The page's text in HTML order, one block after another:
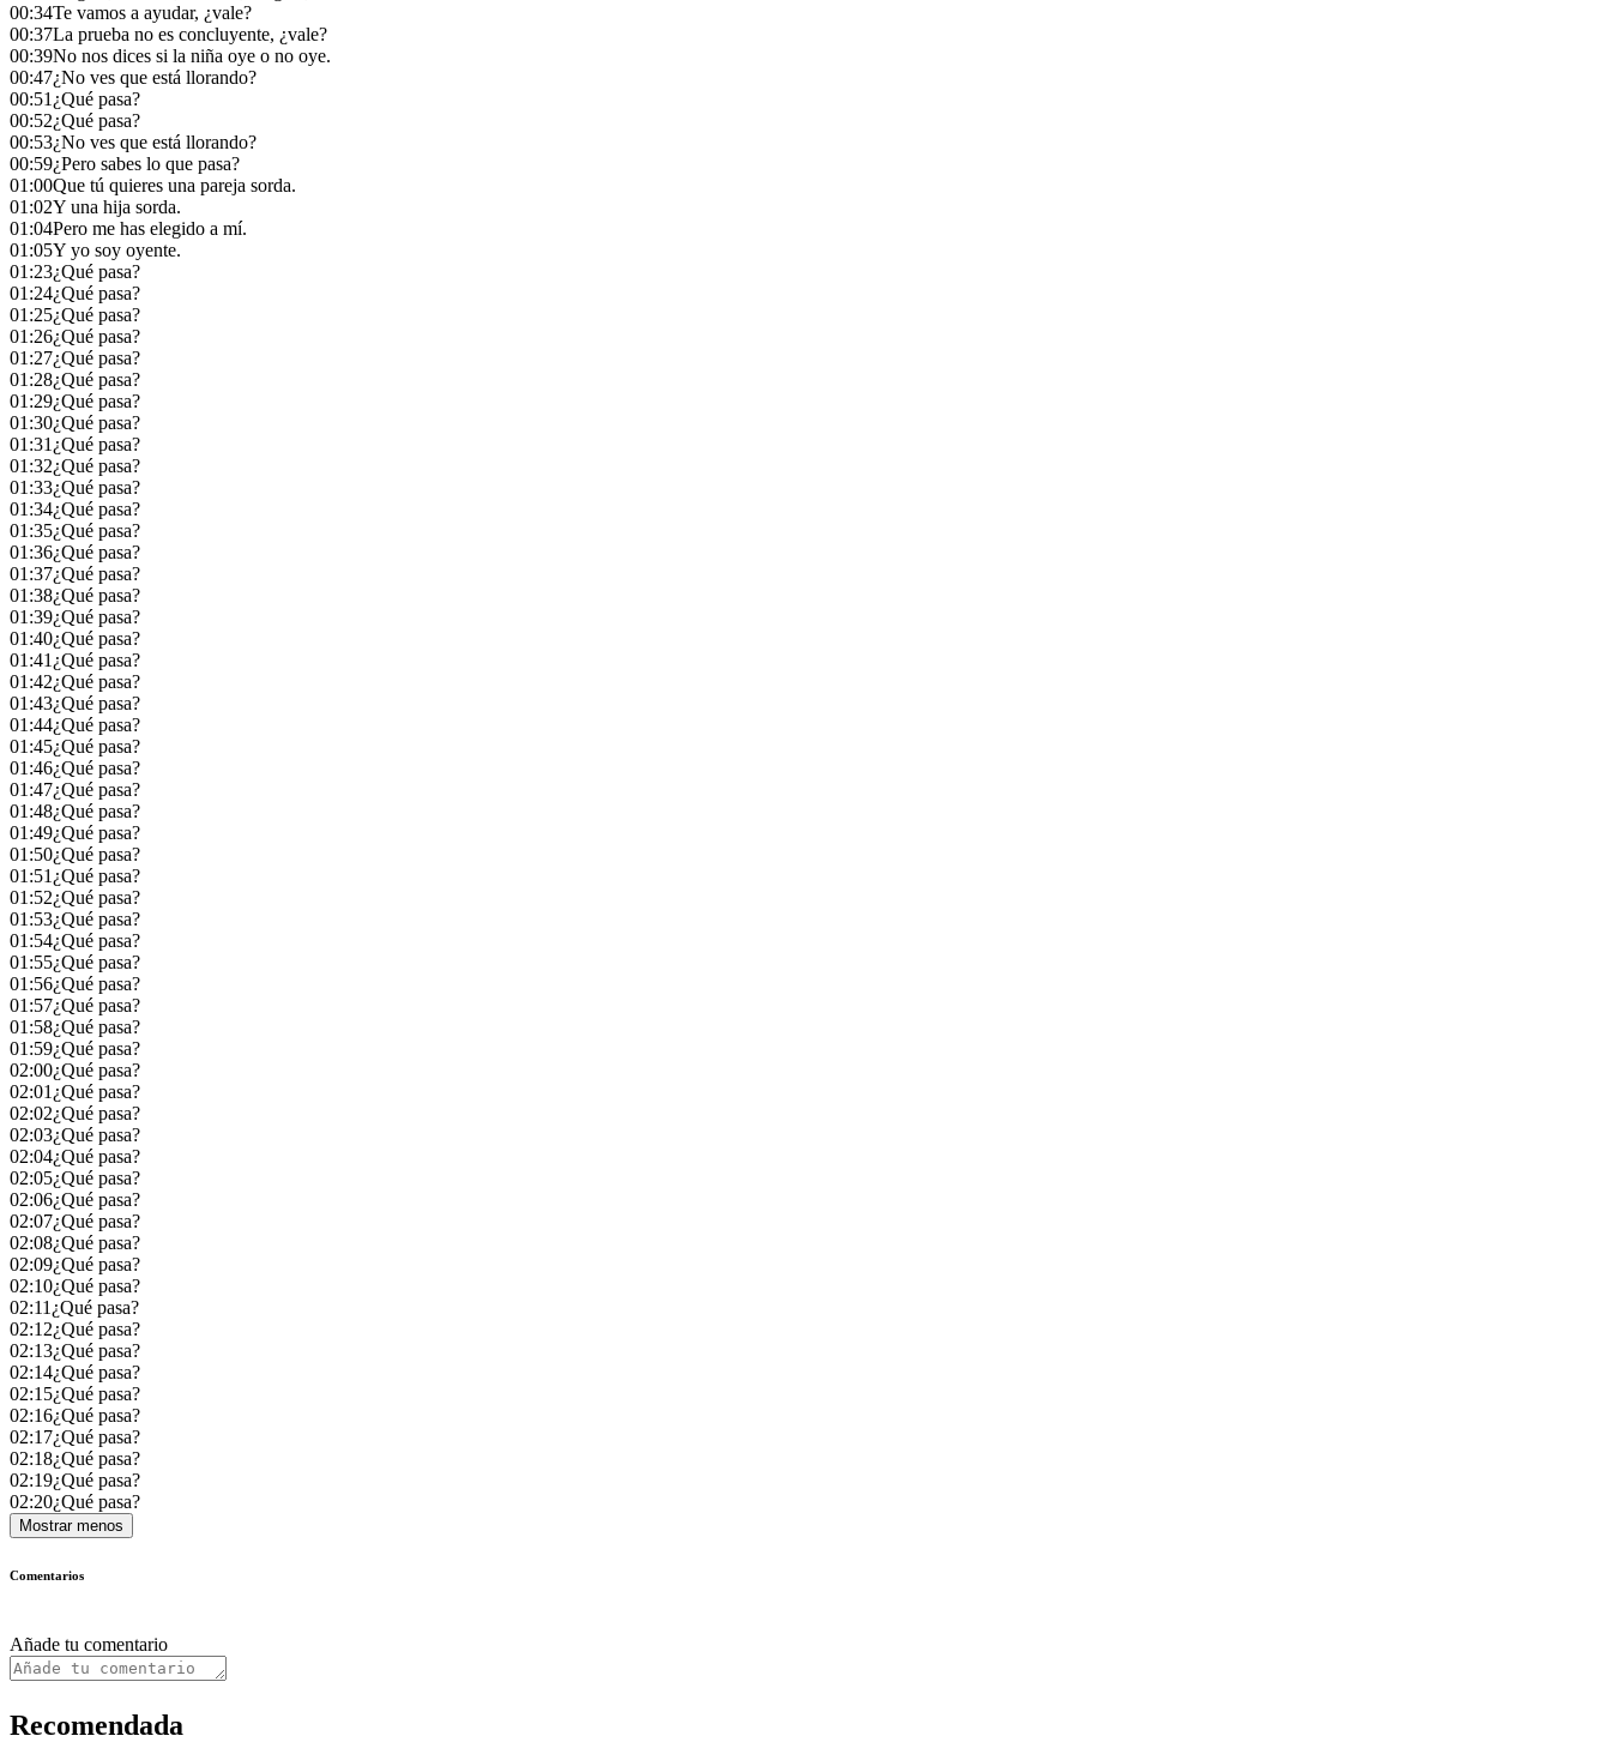
00:34Te vamos a ayudar, ¿vale?
00:37La prueba no es concluyente, ¿vale?
00:39No nos dices si la niña oye o no oye.
00:47¿No ves que está llorando?
00:51¿Qué pasa?
00:52¿Qué pasa?
00:53¿No ves que está llorando?
00:59¿Pero sabes lo que pasa?
01:00Que tú quieres una pareja sorda.
01:02Y una hija sorda.
01:04Pero me has elegido a mí.
01:05Y yo soy oyente.
01:23¿Qué pasa?
01:24¿Qué pasa?
01:25¿Qué pasa?
01:26¿Qué pasa?
01:27¿Qué pasa?
01:28¿Qué pasa?
01:29¿Qué pasa?
01:30¿Qué pasa?
01:31¿Qué pasa?
01:32¿Qué pasa?
01:33¿Qué pasa?
01:34¿Qué pasa?
01:35¿Qué pasa?
01:36¿Qué pasa?
01:37¿Qué pasa?
01:38¿Qué pasa?
01:39¿Qué pasa?
01:40¿Qué pasa?
01:41¿Qué pasa?
01:42¿Qué pasa?
01:43¿Qué pasa?
01:44¿Qué pasa?
01:45¿Qué pasa?
01:46¿Qué pasa?
01:47¿Qué pasa?
01:48¿Qué pasa?
01:49¿Qué pasa?
01:50¿Qué pasa?
01:51¿Qué pasa?
01:52¿Qué pasa?
01:53¿Qué pasa?
01:54¿Qué pasa?
01:55¿Qué pasa?
01:56¿Qué pasa?
01:57¿Qué pasa?
01:58¿Qué pasa?
01:59¿Qué pasa?
02:00¿Qué pasa?
02:01¿Qué pasa?
02:02¿Qué pasa?
02:03¿Qué pasa?
02:04¿Qué pasa?
02:05¿Qué pasa?
02:06¿Qué pasa?
02:07¿Qué pasa?
02:08¿Qué pasa?
02:09¿Qué pasa?
02:10¿Qué pasa?
02:11¿Qué pasa?
02:12¿Qué pasa?
02:13¿Qué pasa?
02:14¿Qué pasa?
02:15¿Qué pasa?
02:16¿Qué pasa?
02:17¿Qué pasa?
02:18¿Qué pasa?
02:19¿Qué pasa?
02:20¿Qué pasa?
Mostrar menos
Comentarios
Añade tu comentario
Recomendada